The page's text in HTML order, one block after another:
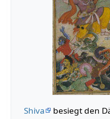
Shiva besiegt den